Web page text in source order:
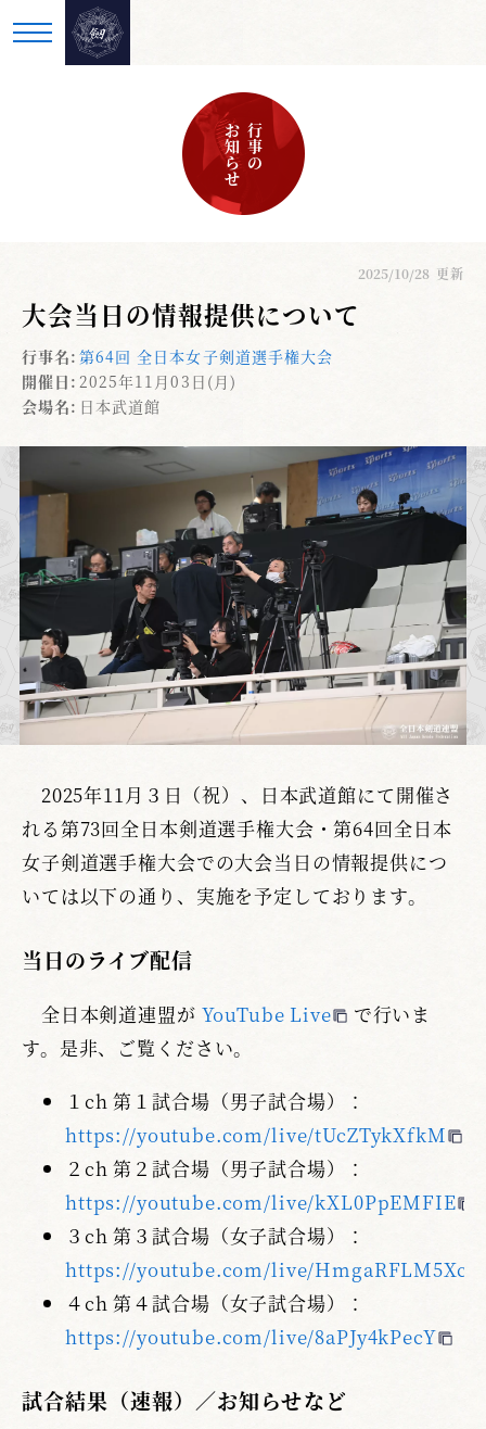
行事の
お知らせ
2025/10/28 更新
大会当日の情報提供について
行事名: 第64回 全日本女子剣道選手権大会
開催日: 2025年11月03日(月)
会場名: 日本武道館
2025年11月３日（祝）、日本武道館にて開催さ
れる第73回全日本剣道選手権大会・第64回全日本
女子剣道選手権大会での大会当日の情報提供につ
いては以下の通り、実施を予定しております。
当日のライブ配信
全日本剣道連盟が YouTube Live
で行いま
す。是非、ご覧ください。
１ch 第１試合場（男子試合場）：
https://youtube.com/live/tUcZTykXfkM
２ch 第２試合場（男子試合場）：
https://youtube.com/live/kXL0PpEMFIE
３ch 第３試合場（女子試合場）：
https://youtube.com/live/HmgaRFLM5Xc
４ch 第４試合場（女子試合場）：
https://youtube.com/live/8aPJy4kPecY
試合結果（速報）／お知らせなど